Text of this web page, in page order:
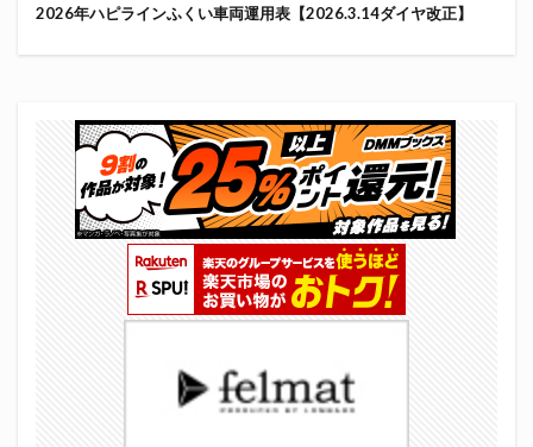
2026年ハピラインふくい車両運用表【2026.3.14ダイヤ改正】